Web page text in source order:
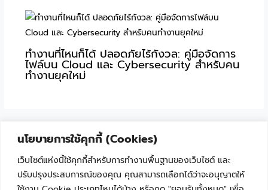
นโยบายการใช้คุกกี้ (Cookies)
เว็บไซต์แห่งนี้ใช้คุกกี้สำหรับการทำงานพื้นฐานของเว็บไซต์ และ
ปรับปรุงประสบการณ์ของคุณ คุณสามารถเลือกได้ว่าจะอนุญาตให้
ทำงานที่ไหนก็ได้ ปลอดภัยไร้กังวล: คู่มือจัดการ
ไฟล์บน Cloud และ Cybersecurity สำหรับคน
ทำงานยุคใหม่